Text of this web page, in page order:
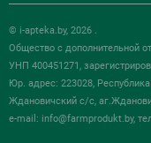
© i-apteka.by, 2026 .
Общество с дополнительной
УНП 400451271,
Юр. адрес: 223028,
Ждановичский с/с,
e-mail: info@farmprodukt.by,